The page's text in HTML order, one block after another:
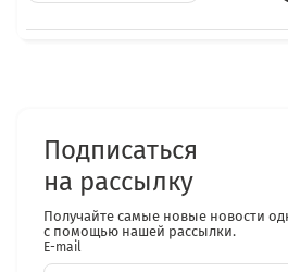
Подписаться
на рассылку
Получайте самые новые новости
с помощью нашей рассылки.
E-mail